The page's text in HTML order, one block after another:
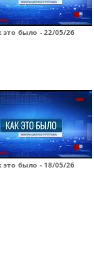
это было - 22/05/26
это было - 18/05/26